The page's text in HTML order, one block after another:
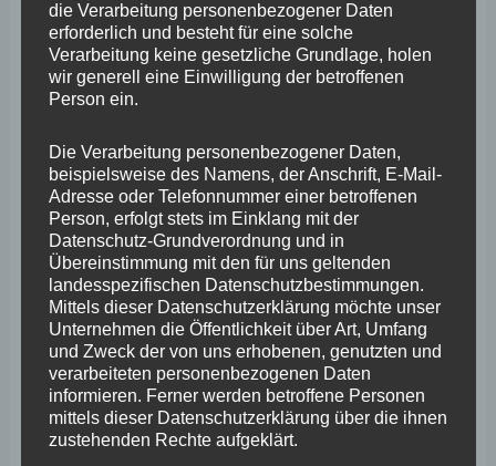
August 2025
Juli 2025
Juni 2025
Mai 2025
April 2025
März 2025
Februar 2025
Januar 2025
Dezember 2024
November 2024
Oktober 2024
die Verarbeitung personenbezogener Daten
erforderlich und besteht für eine solche
Verarbeitung keine gesetzliche Grundlage, holen
wir generell eine Einwilligung der betroffenen
Person ein.
Die Verarbeitung personenbezogener Daten,
beispielsweise des Namens, der Anschrift, E-Mail-
Adresse oder Telefonnummer einer betroffenen
Person, erfolgt stets im Einklang mit der
Datenschutz-Grundverordnung und in
Übereinstimmung mit den für uns geltenden
landesspezifischen Datenschutzbestimmungen.
Mittels dieser Datenschutzerklärung möchte unser
Unternehmen die Öffentlichkeit über Art, Umfang
und Zweck der von uns erhobenen, genutzten und
verarbeiteten personenbezogenen Daten
informieren. Ferner werden betroffene Personen
mittels dieser Datenschutzerklärung über die ihnen
zustehenden Rechte aufgeklärt.